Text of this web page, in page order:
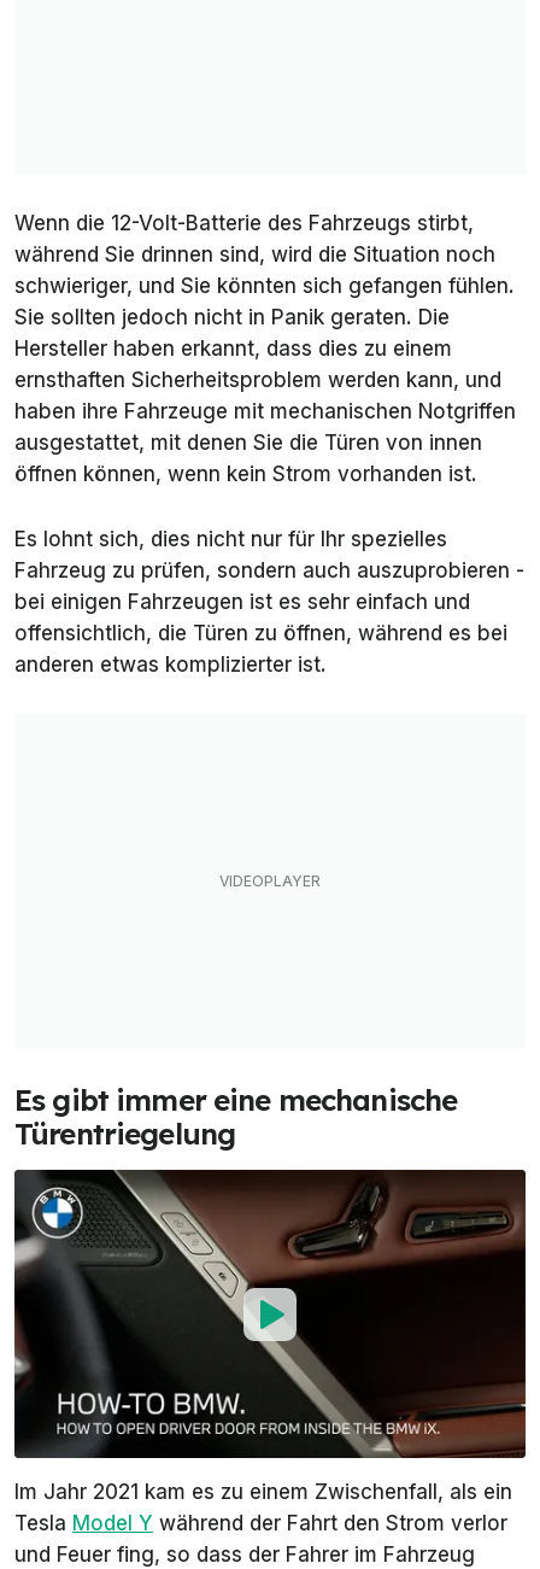
Wenn die 12-Volt-Batterie des Fahrzeugs stirbt,
während Sie drinnen sind, wird die Situation noch
schwieriger, und Sie könnten sich gefangen fühlen.
Sie sollten jedoch nicht in Panik geraten. Die
Hersteller haben erkannt, dass dies zu einem
ernsthaften Sicherheitsproblem werden kann, und
haben ihre Fahrzeuge mit mechanischen Notgriffen
ausgestattet, mit denen Sie die Türen von innen
öffnen können, wenn kein Strom vorhanden ist.
Es lohnt sich, dies nicht nur für Ihr spezielles
Fahrzeug zu prüfen, sondern auch auszuprobieren -
bei einigen Fahrzeugen ist es sehr einfach und
offensichtlich, die Türen zu öffnen, während es bei
anderen etwas komplizierter ist.
Es gibt immer eine mechanische
Türentriegelung
Im Jahr 2021 kam es zu einem Zwischenfall, als ein
Tesla Model Y während der Fahrt den Strom verlor
und Feuer fing, so dass der Fahrer im Fahrzeug